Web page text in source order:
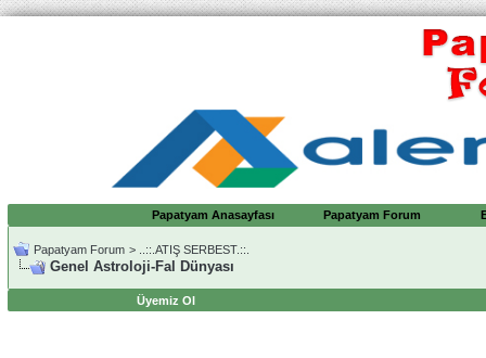
Papatyam Anasayfası Papatyam Forum
Papatyam Forum > ..::.ATIŞ SERBEST.::.
Genel Astroloji-Fal Dünyası
Üyemiz Ol